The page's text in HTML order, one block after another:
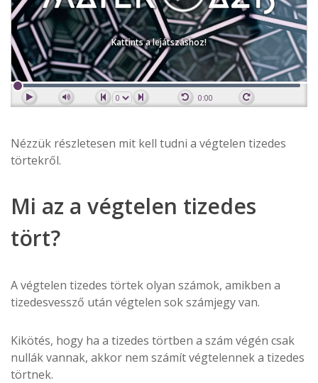
Kattints a lejátszáshoz!
0:00
Nézzük részletesen mit kell tudni a végtelen tizedes
törtekről.
Mi az a végtelen tizedes
tört?
A végtelen tizedes törtek olyan számok, amikben a
tizedesvessző után végtelen sok számjegy van.
Kikötés, hogy ha a tizedes törtben a szám végén csak
nullák vannak, akkor nem számít végtelennek a tizedes
törtnek.